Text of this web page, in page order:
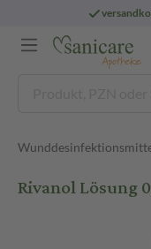
Rivanol Lösung